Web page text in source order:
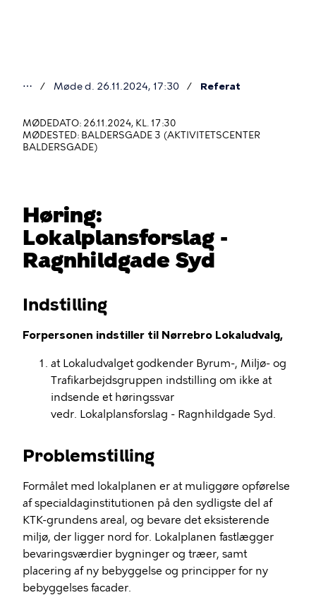
er
her
⋯ Møde d. 26.11.2024, 17:30 Referat
MØDEDATO: 26.11.2024, KL. 17:30
MØDESTED: BALDERSGADE 3 (AKTIVITETSCENTER
BALDERSGADE)
Høring:
Lokalplansforslag -
Ragnhildgade Syd
Indstilling
Forpersonen indstiller til Nørrebro Lokaludvalg,
at Lokaludvalget godkender Byrum-, Miljø- og
Trafikarbejdsgruppen indstilling om ikke at
indsende et høringssvar
vedr. Lokalplansforslag - Ragnhildgade Syd.
Problemstilling
Formålet med lokalplanen er at muliggøre opførelse
af specialdaginstitutionen på den sydligste del af
KTK-grundens areal, og bevare det eksisterende
miljø, der ligger nord for. Lokalplanen fastlægger
bevaringsværdier bygninger og træer, samt
placering af ny bebyggelse og principper for ny
bebyggelses facader.